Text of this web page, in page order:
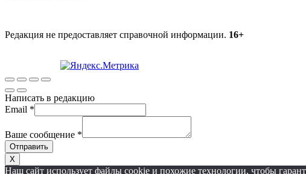
Редакция не предоставляет справочной информации. 16+
Написать в редакцию
Email *
Ваше сообщение *
Отправить
X
Наш сайт использует файлы cookie и похожие технологии, чтобы